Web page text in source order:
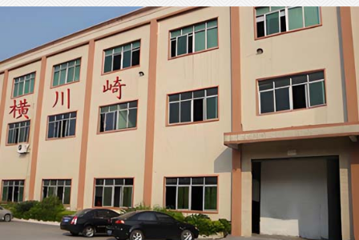
控制、过程监管、结果检测**三个维度层层把关。 一、源头控制：
网版与材料是质量根基 1. **网版精度把控** - 选择高目数丝网（如
300-500目），确保微缩文字、精细纹理能清晰呈现，目数过低易导
致图案边缘毛糙。 - 严格控制感光胶厚度（通常5-10&mu;m），厚
度不均会造成油墨漏印量不一致，出现局
(仍图)〔丝印机〕丝网印刷丝印网版怎么制
(仍图) 丝网印刷网版制作主要包括以下步骤和方法： 一、制版方法
分类 直接制版法&zwnj; 工艺流程：绷网&rarr;脱脂&rarr;烘干&rarr;
涂布感光胶&rarr;曝光&rarr;显影&rarr;烘干&rar
(仍图)〔丝印机〕怎么解决丝网印刷机网板